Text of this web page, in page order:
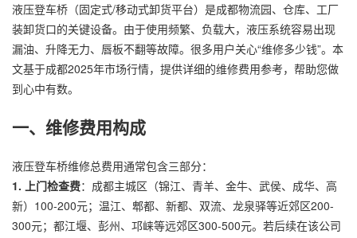
液压登车桥 （固定式/移动式卸货平台）是成都物流园、仓库、工厂
装卸货口的关键设备。由于使用频繁、负载大，液压系统容易出现
漏油、升降无力、唇板不翻等故障。很多用户关心“维修多少钱”。本
文基于成都2025年市场行情，提供详细的维修费用参考，帮助您做
到心中有数。
一、维修费用构成
液压登车桥维修总费用通常包含三部分：
1. 上门检查费：成都主城区（锦江、青羊、金牛、武侯、成华、高
新）100-200元；温江、郫都、新都、双流、龙泉驿等近郊区200-
300元；都江堰、彭州、邛崃等远郊区300-500元。若后续在该公司